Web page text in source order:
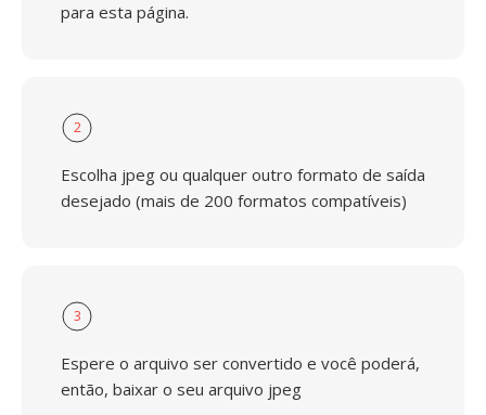
para esta página.
2
Escolha jpeg ou qualquer outro formato de saída
desejado (mais de 200 formatos compatíveis)
3
Espere o arquivo ser convertido e você poderá,
então, baixar o seu arquivo jpeg